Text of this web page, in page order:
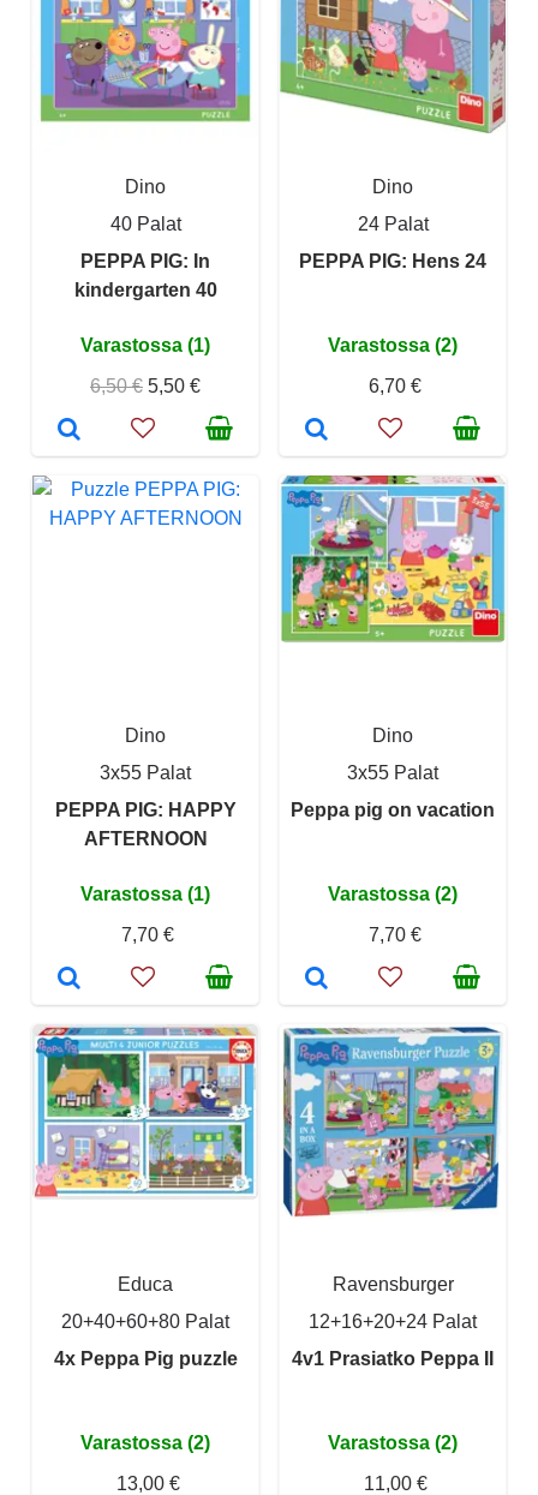
Dino
40 Palat
PEPPA PIG: In
kindergarten 40
Varastossa (1)
6,50 € 5,50 €
Dino
24 Palat
PEPPA PIG: Hens 24
Varastossa (2)
6,70 €
Dino
3x55 Palat
PEPPA PIG: HAPPY
AFTERNOON
Varastossa (1)
7,70 €
Dino
3x55 Palat
Peppa pig on vacation
Varastossa (2)
7,70 €
Educa
20+40+60+80 Palat
4x Peppa Pig puzzle
Varastossa (2)
13,00 €
Ravensburger
12+16+20+24 Palat
4v1 Prasiatko Peppa II
Varastossa (2)
11,00 €